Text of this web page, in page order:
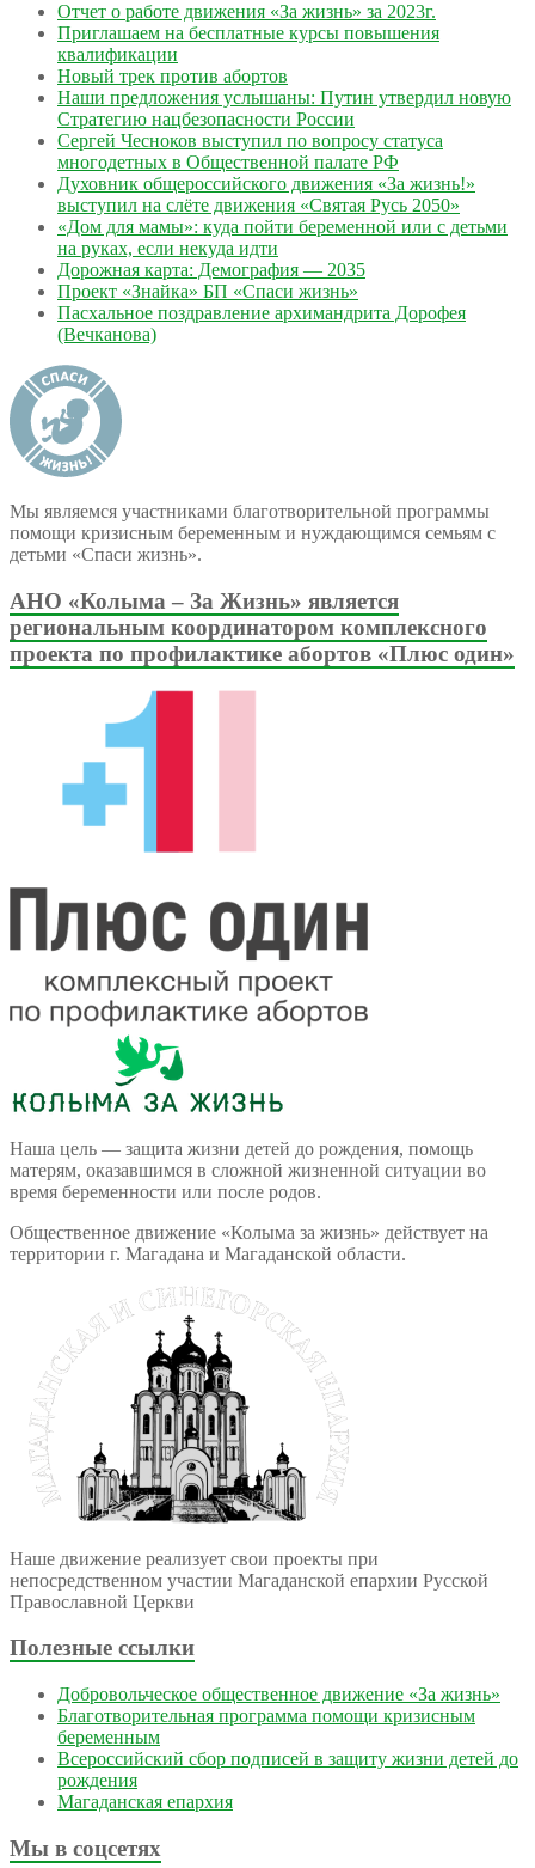
Отчет о работе движения «За жизнь» за 2023г.
Приглашаем на бесплатные курсы повышения
квалификации
Новый трек против абортов
Наши предложения услышаны: Путин утвердил новую
Стратегию нацбезопасности России
Сергей Чесноков выступил по вопросу статуса
многодетных в Общественной палате РФ
Духовник общероссийского движения «За жизнь!»
выступил на слёте движения «Святая Русь 2050»
«Дом для мамы»: куда пойти беременной или с детьми
на руках, если некуда идти
Дорожная карта: Демография — 2035
Проект «Знайка» БП «Спаси жизнь»
Пасхальное поздравление архимандрита Дорофея
(Вечканова)
Мы являемся участниками благотворительной программы
помощи кризисным беременным и нуждающимся семьям с
детьми «Спаси жизнь».
АНО «Колыма – За Жизнь» является
региональным координатором комплексного
проекта по профилактике абортов «Плюс один»
Наша цель — защита жизни детей до рождения, помощь
матерям, оказавшимся в сложной жизненной ситуации во
время беременности или после родов.
Общественное движение «Колыма за жизнь» действует на
территории г. Магадана и Магаданской области.
Наше движение реализует свои проекты при
непосредственном участии Магаданской епархии Русской
Православной Церкви
Полезные ссылки
Добровольческое общественное движение «За жизнь»
Благотворительная программа помощи кризисным
беременным
Всероссийский сбор подписей в защиту жизни детей до
рождения
Магаданская епархия
Мы в соцсетях